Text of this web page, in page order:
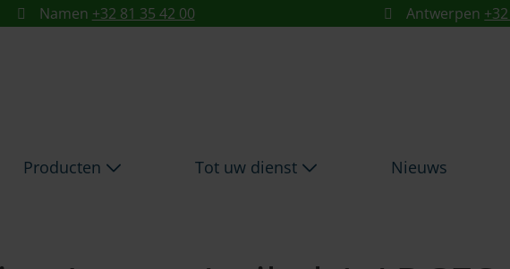
ARTIKEL 1 ARCES - ARCES
Namen +32 81 35 42 00 Antwerpen
Producten Tot uw dienst Nieuws